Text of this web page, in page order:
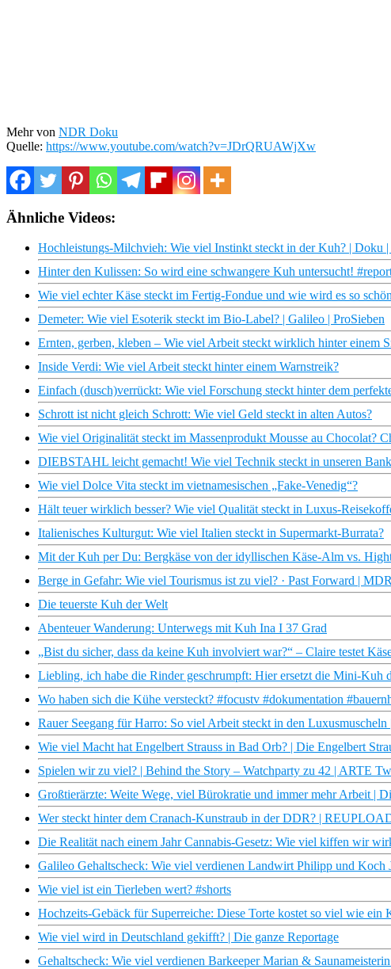
Mehr von NDR Doku
Quelle: https://www.youtube.com/watch?v=JDrQRUAWjXw
Ähnliche Videos:
Hochleistungs-Milchvieh: Wie viel Instinkt steckt in der Kuh? | Doku
Hinter den Kulissen: So wird eine schwangere Kuh untersucht!
Wie viel echter Käse steckt im Fertig-Fondue und wie wird es so
Demeter: Wie viel Esoterik steckt im Bio-Label? | Galileo | ProSieben
Ernten, gerben, kleben – Wie viel Arbeit steckt wirklich hinter einem
Inside Verdi: Wie viel Arbeit steckt hinter einem Warnstreik?
Einfach (dusch)verrückt: Wie viel Forschung steckt hinter dem
Schrott ist nicht gleich Schrott: Wie viel Geld steckt in alten Autos?
Wie viel Originalität steckt im Massenprodukt Mousse au Chocolat?
DIEBSTAHL leicht gemacht! Wie viel Technik steckt in unseren
Wie viel Dolce Vita steckt im vietnamesischen „Fake-Venedig“?
Hält teuer wirklich besser? Wie viel Qualität steckt in Luxus-
Italienisches Kulturgut: Wie viel Italien steckt in Supermarkt-Burrata?
Mit der Kuh per Du: Bergkäse von der idyllischen Käse-Alm vs.
Berge in Gefahr: Wie viel Tourismus ist zu viel? · Past Forward |
Die teuerste Kuh der Welt
Abenteuer Wanderung: Unterwegs mit Kuh Ina I 37 Grad
„Bist du sicher, dass da keine Kuh involviert war?“ – Claire testet
Liebling, ich habe die Rinder geschrumpft: Hier ersetzt die Mini-Kuh
Wo haben sich die Kühe versteckt? #focustv #dokumentation
Rauer Seegang für Harro: So viel Arbeit steckt in den Luxusmuscheln
Wie viel Macht hat Engelbert Strauss in Bad Orb? | Die Engelbert
Spielen wir zu viel? | Behind the Story – Watchparty zu 42 | ARTE
Großtierärzte: Weite Wege, viel Bürokratie und immer mehr Arbeit |
Wer steckt hinter dem Cranach-Kunstraub in der DDR? |
Die Realität nach einem Jahr Cannabis-Gesetz: Wie viel kiffen wir
Galileo Gehaltscheck: Wie viel verdienen Landwirt Philipp und Koch
Wie viel ist ein Tierleben wert? #shorts
Hochzeits-Gebäck für Superreiche: Diese Torte kostet so viel wie ein
Wie viel wird in Deutschland gekifft? | Die ganze Reportage
Gehaltscheck: Wie viel verdienen Barkeeper Marian &